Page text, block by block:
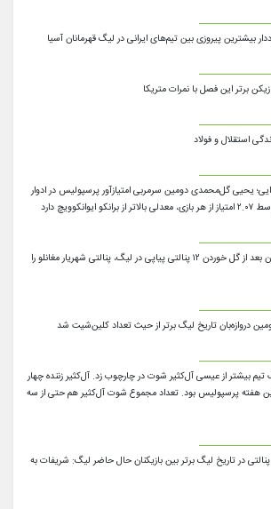
بیشترین پیروزی بین تیم‌های ایرانی در لیگ قهرمانان آسیا
استقلال و فولاد
دایی؛ یحیی گل‌محمدی دومین سرمربی امتیازآور پرسپولیس در ادوار
دارد
محسن فروزان بعد از گل خوردن ۱۲ پنالتی پیاپی در لیگ، پنالتی شهریار مغانلو را
دروازه‌بان تاریخ لیگ برتر از حیث تعداد کلین‌شیت شد
بیشتر از عیسی آل‌کثیر شوت در چارچوب زد. آل‌کثیر زننده چهار
هفته پرسپولیس بود. تعداد مجموع شوت آل‌کثیر هم حتی از سه
در تاریخ لیگ برتر بین بازیکنان حال حاضر لیگ: شریفات به